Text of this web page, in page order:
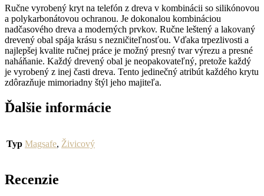
Ručne vyrobený kryt na telefón z dreva v kombinácii so silikónovou
a polykarbonátovou ochranou. Je dokonalou kombináciou
nadčasového dreva a moderných prvkov. Ručne leštený a lakovaný
drevený obal spája krásu s nezničiteľnosťou. Vďaka trpezlivosti a
najlepšej kvalite ručnej práce je možný presný tvar výrezu a presné
naháňanie. Každý drevený obal je neopakovateľný, pretože každý
je vyrobený z inej časti dreva. Tento jedinečný atribút každého krytu
zdôrazňuje mimoriadny štýl jeho majiteľa.
Ďalšie informácie
Typ Magsafe, Živicový
Recenzie